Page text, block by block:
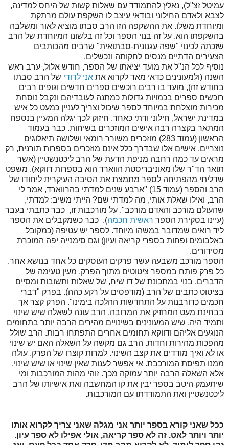
עמיטל זצ"ל), נאלץ להתמודד עם שאלות קשות של היחס למדינה,
לצבא ולאדם החילוני ובודאי עיצב לו השקפת עולם מרתקת
ומיוחדת משלו. את ההשקפה הזו הרב סבתו מוציא לאור ומשלבה
בהשקפתו הוא. על זה בנוי הספר וכל זה בלשונו המיוחדת של הרב
שזכתה לכינוי "שפה עגנונית-סבתואית" שרבים מהכותבים
הצעירים הדתיים מנסים לחקותה ונכשלים.
נוסיף לכל הנ"ל את מועד יציאתו של הספר, חודש אלול, ערב ראש
השנה (ולמעונינים כדאי מאד לקרוא את אני לדודי של הרב סבתו
בחודש זה), מועד בו רבים רוכשים ספרים חדשים וגופים רבים
רוכשים ספרים בכמויות גדולות כמתנה לעובדיהם ונקבל נוסחת
מכירות מוצלחת במיוחד לספר שיכול וצריך לעניין כמעט כל איש
במדינת ישראל, חילוני ודתי כאחד. חיזוק לכך יגלה המעיין בנספח
המתאר בקצרה רבה אישים המוזכרים בשיחות. כבר בעמוד
הראשון (עמוד 283) מוזכרים משורר רומאי ושלושה תיאלוגים
נוצריים. אישים אלו שבדרך כלל אינם מוזכרים בספרות תורנית, רק
מראים עד כמה רחבה מניפת הדעת של הרב ליכטנשטיין (אשר
תואר הד"ר שלו מאוניבריסטת הווארד הוא בספרות דווקא). משפט
שדליתי מהפתיחה לספר מתמצת את הסיבה העיקרית ליחודו של
הרב והספר (עמוד 15) "ארבע שנים למדתי בהרווארד, אמר לי
הרב, ואילו שאלת אותי, מה למדתי שם? הייתי משיב: למדתי,
שהעולם מורכב והאדם מורכב". על מורכבות זו, כבר כתבתי בעבר
(עיינו בסקירת הספר ראשית חכמה). כבר כשמקבלים את הספר
ליד רואים שמדובר במשהו מיוחד. לספר יש עטיפה (כמקובל
באלבומים ופחות בספרי קריאה ועיון) וגם סימנייה יפה המוכרת
מסידורים.
הספר מורכב משבעה עשר פרקים העוסקים כל אחד בנושא אחר.
כל פרק פותח במספר ציטוטים מתוך הפרק, מעין טעימה של
הדברים, בנוי במתכונת של דו שיח, של שאלות ותשובות ומסיים
בציטוט כתבים של הרב (מודפסים על רקע כהה). בפרק "דברי
חכמים כדורבנות על התחדשות ההלכה בימינו". הפרק קצר אך
בבחינת מעט המחזיק את המרובה. הרב עונה לשאלה שיש שינוי
ותמיד היה, שיש המעונינים בשינויים מהירים הרבה יותר בתחומים
הנוגעים אליהם ודווקא תחומים אחרים התפתחו רבות. הרב שולל
מהפכות מהירות וחדות. הרב גם מקשה על השאלה האם יש שינוי
או לא ואיך מודדים את קצב השינוי. למרות קוצרו של הפרק, עולה
ממנו תפיסת המורכבת. אי אפשר לענות שאין שינוי או שיש שינוי,
אלא השאלה הרבה יותר עמוקה מכך. זוהי מהות המורכבות ומי
שיתעמק היטב בספר יבין את קו המחשבה ואת אישיותו של הרב
ליכטנשטיין ואת התמודדתו עם המורכבות.
ככל שאני קורא בספר יותר אני מגלה שאני צריך לקרוא אותו
יותר ויותר לאט. זה לא ספר קריאה, אולי אפילו לא ספר עיון.